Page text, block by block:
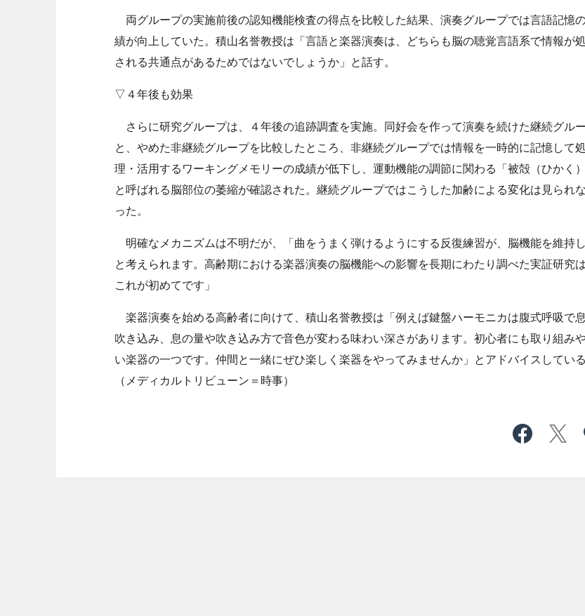
両グループの実施前後の認知機能検査の得点を比較した結果、演奏グループでは言語記憶
績が向上していた。積山名誉教授は「言語と楽器演奏は、どちらも脳の聴覚言語系で情報が
される共通点があるためではないでしょうか」と話す。
▽４年後も効果
さらに研究グループは、４年後の追跡調査を実施。同好会を作って演奏を続けた継続グル
と、やめた非継続グループを比較したところ、非継続グループでは情報を一時的に記憶して
理・活用するワーキングメモリーの成績が低下し、運動機能の調節に関わる「被殻（ひかく）
と呼ばれる脳部位の萎縮が確認された。継続グループではこうした加齢による変化は見られ
った。
明確なメカニズムは不明だが、「曲をうまく弾けるようにする反復練習が、脳機能を維持
と考えられます。高齢期における楽器演奏の脳機能への影響を長期にわたり調べた実証研究は
これが初めてです」
楽器演奏を始める高齢者に向けて、積山名誉教授は「例えば鍵盤ハーモニカは腹式呼吸で
吹き込み、息の量や吹き込み方で音色が変わる味わい深さがあります。初心者にも取り組み
い楽器の一つです。仲間と一緒にぜひ楽しく楽器をやってみませんか」とアドバイスしている
（メディカルトリビューン＝時事）